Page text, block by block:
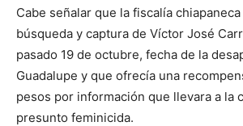
Cabe señalar que la fiscalía
búsqueda y captura de Víctor José
pasado 19 de octubre, fecha de la
Guadalupe y que ofrecía una
pesos por información que llevara a la
presunto feminicida.